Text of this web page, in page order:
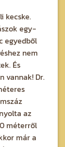
kecske.
egy-
egyedből
nem
És
vannak! Dr.
az
méterről
már a